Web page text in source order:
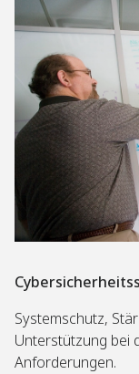
Systemschutz,
Unterstützung bei
Anforderungen.